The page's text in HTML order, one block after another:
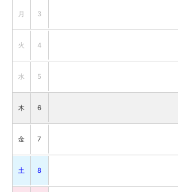
月 3
火 4
水 5
木 6
金 7
土 8